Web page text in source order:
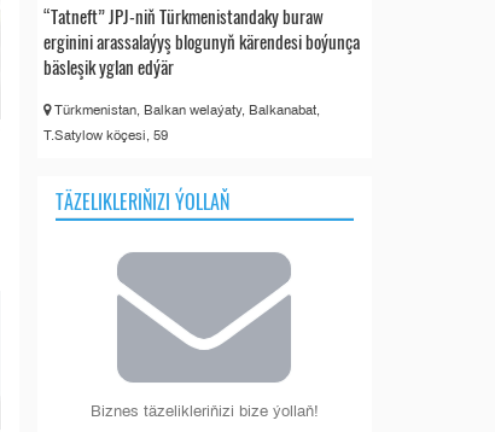
“Tatneft” JPJ-niň Türkmenistandaky buraw
erginini arassalaýyş blogunyň kärendesi boýunça
bäsleşik yglan edýär
Türkmenistan, Balkan welaýaty, Balkanabat,
T.Satylow köçesi, 59
TÄZELIKLERIŇIZI ÝOLLAŇ
Biznes täzelikleriňizi bize ýollaň!